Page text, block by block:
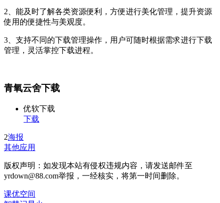
2、能及时了解各类资源便利，方便进行美化管理，提升资源
使用的便捷性与美观度。
3、支持不同的下载管理操作，用户可随时根据需求进行下载
管理，灵活掌控下载进程。
青氧云舍下载
优软下载
下载
2海报
其他应用
版权声明：如发现本站有侵权违规内容，请发送邮件至
yrdown@88.com举报，一经核实，将第一时间删除。
课优空间